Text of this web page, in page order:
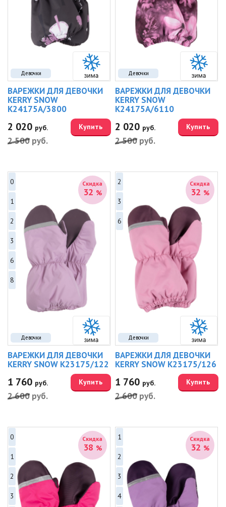
Девочки
ВАРЕЖКИ ДЛЯ ДЕВОЧКИ
KERRY SNOW
K24175A/3800
2 020 руб.
2 500 руб.
Купить
Девочки
ВАРЕЖКИ ДЛЯ ДЕВОЧКИ
KERRY SNOW
K24175A/6110
2 020 руб.
2 500 руб.
Купить
Девочки
Скидка
32 %
0
1
2
3
6
8
ВАРЕЖКИ ДЛЯ ДЕВОЧКИ
KERRY SNOW K23175/122
1 760 руб.
2 600 руб.
Купить
Девочки
Скидка
32 %
2
3
6
ВАРЕЖКИ ДЛЯ ДЕВОЧКИ
KERRY SNOW K23175/126
1 760 руб.
2 600 руб.
Купить
Скидка
38 %
0
1
2
3
Скидка
32 %
1
2
3
4